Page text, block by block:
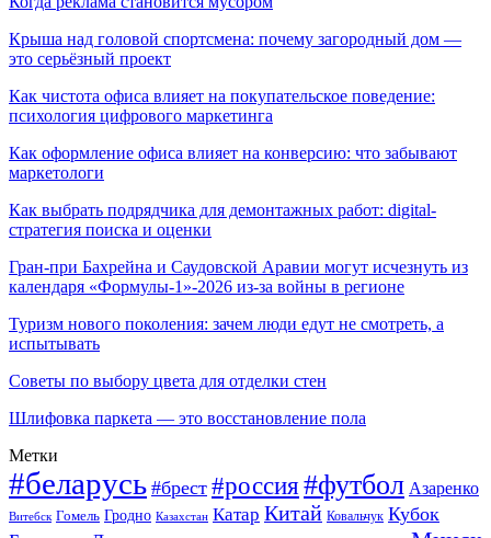
Крыша над головой спортсмена: почему загородный дом —
это серьёзный проект
Как чистота офиса влияет на покупательское поведение:
психология цифрового маркетинга
Как оформление офиса влияет на конверсию: что забывают
маркетологи
Как выбрать подрядчика для демонтажных работ: digital-
стратегия поиска и оценки
Гран-при Бахрейна и Саудовской Аравии могут исчезнуть из
календаря «Формулы-1»-2026 из-за войны в регионе
Туризм нового поколения: зачем люди едут не смотреть, а
испытывать
Советы по выбору цвета для отделки стен
Шлифовка паркета — это восстановление пола
Метки
#беларусь #брест #россия#футбол Азаренко
Витебск Гомель Гродно Казахстан Катар Китай Ковальчук Кубок